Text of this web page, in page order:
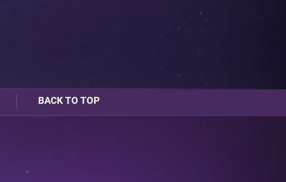
BACK TO TOP